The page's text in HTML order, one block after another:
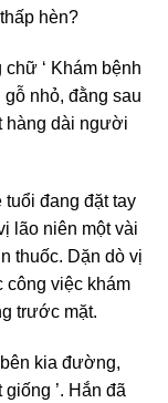
hèn?
‘ Khám bệnh
nhỏ, đằng sau
hàng dài người
tuổi đang đặt tay
lão niên một vài
thuốc. Dặn dò vị
công việc khám
trước mặt.
kia đường,
’. Hắn đã